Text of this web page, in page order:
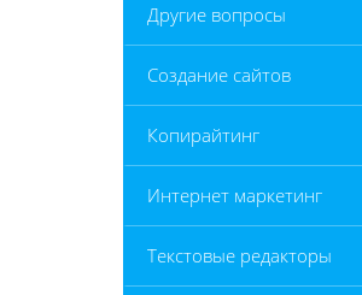
Другие вопросы
Создание сайтов
Копирайтинг
Интернет маркетинг
Текстовые редакторы